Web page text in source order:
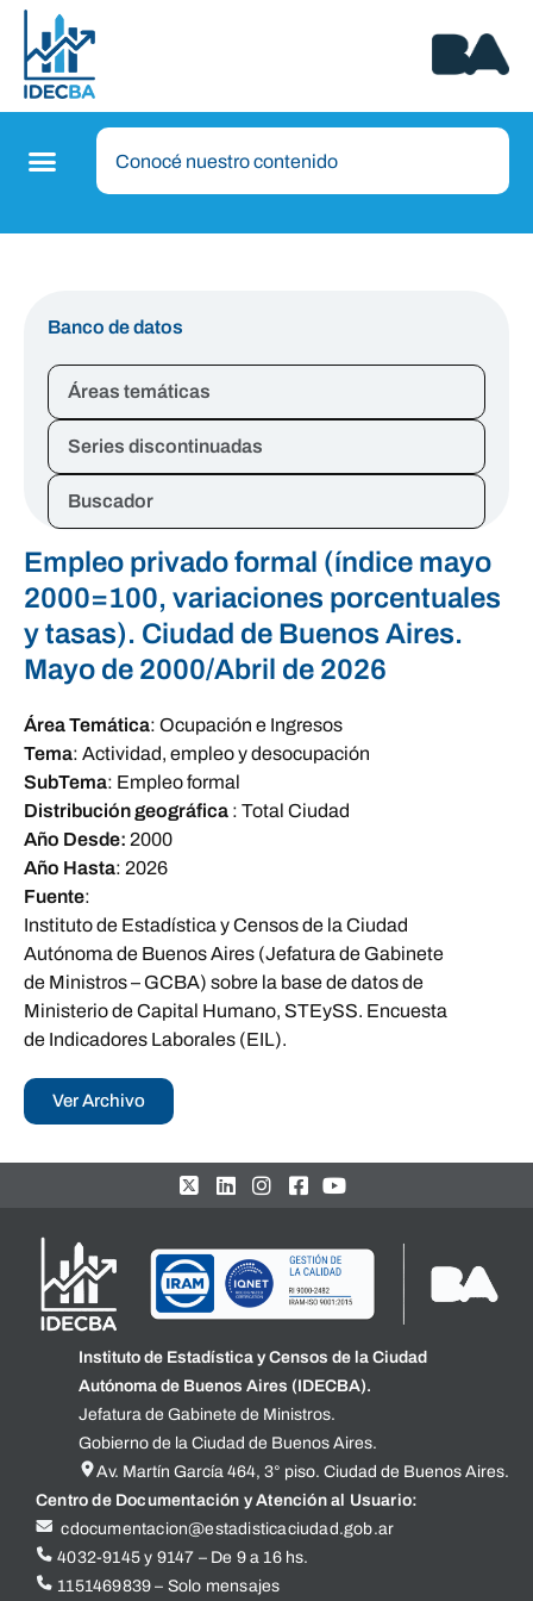
Banco de datos
Áreas temáticas
Series discontinuadas
Buscador
Empleo privado formal (índice mayo
2000=100, variaciones porcentuales
y tasas). Ciudad de Buenos Aires.
Mayo de 2000/Abril de 2026
Área Temática: Ocupación e Ingresos
Tema: Actividad, empleo y desocupación
SubTema: Empleo formal
Distribución geográfica : Total Ciudad
Año Desde: 2000
Año Hasta: 2026
Fuente:
Instituto de Estadística y Censos de la Ciudad
Autónoma de Buenos Aires (Jefatura de Gabinete
de Ministros – GCBA) sobre la base de datos de
Ministerio de Capital Humano, STEySS. Encuesta
de Indicadores Laborales (EIL).
Ver Archivo
Instituto de Estadística y Censos de la Ciudad
Autónoma de Buenos Aires (IDECBA).
Jefatura de Gabinete de Ministros.
Gobierno de la Ciudad de Buenos Aires.
Av. Martín García 464, 3° piso. Ciudad de Buenos Aires.
Centro de Documentación y Atención al Usuario:
cdocumentacion@estadisticaciudad.gob.ar
4032-9145 y 9147 – De 9 a 16 hs.
1151469839 – Solo mensajes